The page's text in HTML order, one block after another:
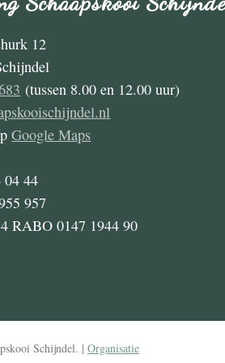
12
(tussen 8.00 en 12.00 uur)
Google Maps
44
957
RABO 0147 1944 90
Schijndel. | Organisatie